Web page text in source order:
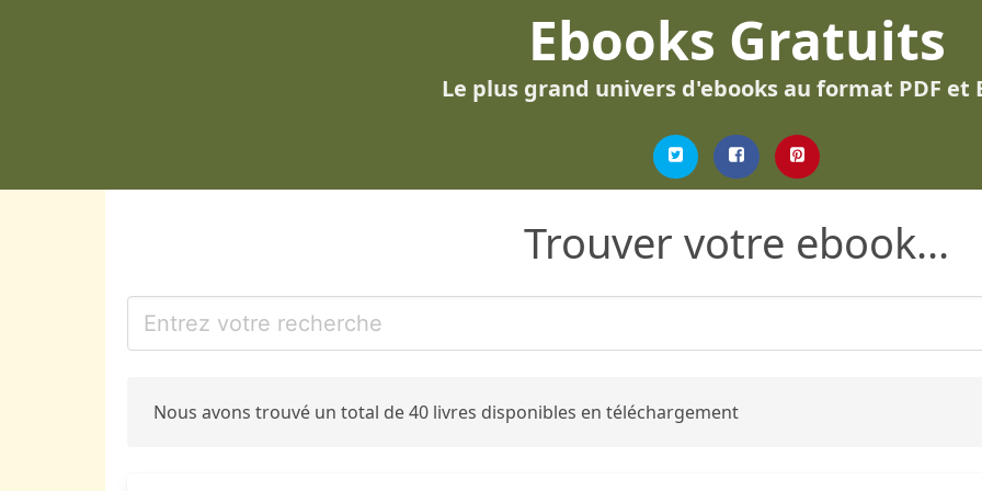
Ebooks Gratuits
Le plus grand univers d'ebooks au format PDF et
Trouver votre ebook...
Nous avons trouvé un total de 40 livres disponibles en téléchargement